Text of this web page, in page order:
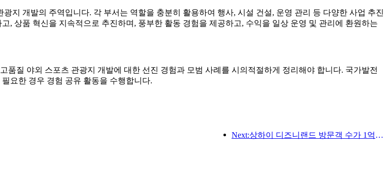
지 개발의 주역입니다. 각 부서는 역할을 충분히 활용하여 행사, 시설 건설, 운영 관리 등 다양한 사업 추진
, 상품 혁신을 지속적으로 추진하며, 풍부한 활동 경험을 제공하고, 수익을 일상 운영 및 관리에 환원하는
질 야외 스포츠 관광지 개발에 대한 선진 경험과 모범 사례를 시의적절하게 정리해야 합니다. 국가발전
요한 경우 경험 공유 활동을 수행합니다.
Next:상하이 디즈니랜드 방문객 수가 1억 명을 돌파하면서, 4번째 테마호텔이 확장됩니다.